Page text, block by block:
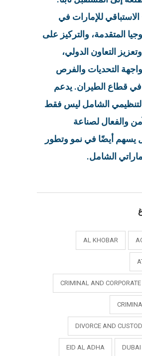
للإمارات في
المتقدمة، والتركيز على
التعاون الدولي،
التحديات والفرص
في قطاع الطيران. يدعم
التنظيمي الشامل ليس فقط
والفعال لصناعة
يسهم أيضًا في نمو وتطور
الشامل.
AL KHOBAR
CRIMINAL AND
DIVORCE AND
DUBAI
EID AL ADHA